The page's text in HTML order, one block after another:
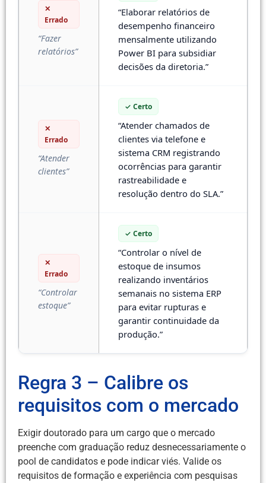
✕
Errado
“Fazer
relatórios”
“Elaborar relatórios de
desempenho financeiro
mensalmente utilizando
Power BI para subsidiar
decisões da diretoria.”
✕
Errado
“Atender
clientes”
✓ Certo
“Atender chamados de
clientes via telefone e
sistema CRM registrando
ocorrências para garantir
rastreabilidade e
resolução dentro do SLA.”
✕
Errado
“Controlar
estoque”
✓ Certo
“Controlar o nível de
estoque de insumos
realizando inventários
semanais no sistema ERP
para evitar rupturas e
garantir continuidade da
produção.”
Regra 3 – Calibre os
requisitos com o mercado
Exigir doutorado para um cargo que o mercado
preenche com graduação reduz desnecessariamente o
pool de candidatos e pode indicar viés. Valide os
requisitos de formação e experiência com pesquisas